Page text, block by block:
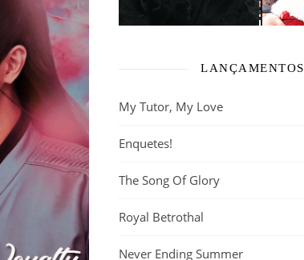
LANÇAMENTOS
My Tutor, My Love
Enquetes!
The Song Of Glory
Royal Betrothal
Never Ending Summer